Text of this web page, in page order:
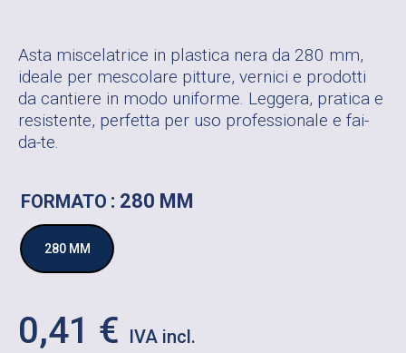
Asta miscelatrice in plastica nera da 280 mm,
ideale per mescolare pitture, vernici e prodotti
da cantiere in modo uniforme. Leggera, pratica e
resistente, perfetta per uso professionale e fai-
da-te.
FORMATO : 280 MM
280 MM
0,41 €